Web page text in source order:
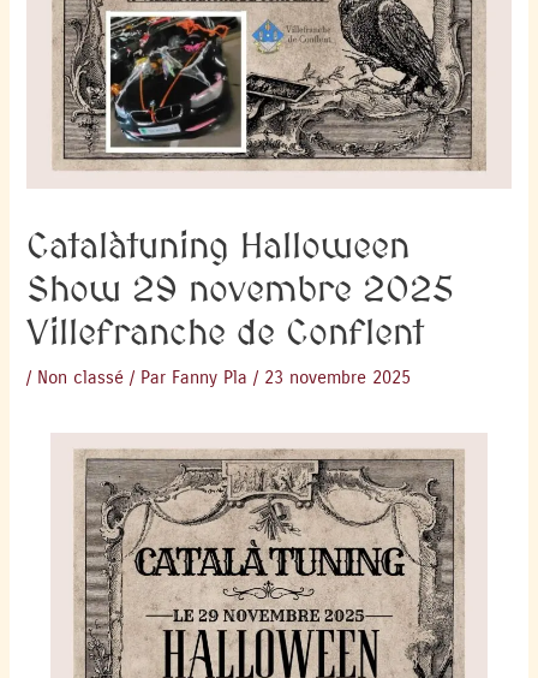
Catalàtuning Halloween
Show 29 novembre 2025
Villefranche de Conflent
/ Non classé / Par Fanny Pla / 23 novembre 2025